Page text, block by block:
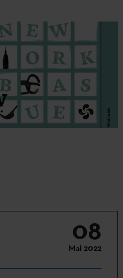
08
Mai 2022